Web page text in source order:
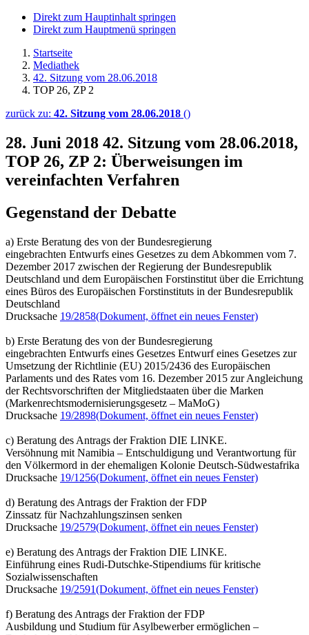
Direkt zum Hauptinhalt springen
Direkt zum Hauptmenü springen
Startseite
Mediathek
42. Sitzung vom 28.06.2018
TOP 26, ZP 2
zurück zu: 42. Sitzung vom 28.06.2018 ()
28. Juni 2018 42. Sitzung vom 28.06.2018,
TOP 26, ZP 2: Überweisungen im
vereinfachten Verfahren
Gegenstand der Debatte
a) Erste Beratung des von der Bundesregierung
eingebrachten Entwurfs eines Gesetzes zu dem Abkommen vom 7.
Dezember 2017 zwischen der Regierung der Bundesrepublik
Deutschland und dem Europäischen Forstinstitut über die Errichtung
eines Büros des Europäischen Forstinstituts in der Bundesrepublik
Deutschland
Drucksache 19/2858(Dokument, öffnet ein neues Fenster)
b) Erste Beratung des von der Bundesregierung
eingebrachten Entwurfs eines Gesetzes Entwurf eines Gesetzes zur
Umsetzung der Richtlinie (EU) 2015/2436 des Europäischen
Parlaments und des Rates vom 16. Dezember 2015 zur Angleichung
der Rechtsvorschriften der Mitgliedstaaten über die Marken
(Markenrechtsmodernisierungsgesetz – MaMoG)
Drucksache 19/2898(Dokument, öffnet ein neues Fenster)
c) Beratung des Antrags der Fraktion DIE LINKE.
Versöhnung mit Namibia – Entschuldigung und Verantwortung für
den Völkermord in der ehemaligen Kolonie Deutsch-Südwestafrika
Drucksache 19/1256(Dokument, öffnet ein neues Fenster)
d) Beratung des Antrags der Fraktion der FDP
Zinssatz für Nachzahlungszinsen senken
Drucksache 19/2579(Dokument, öffnet ein neues Fenster)
e) Beratung des Antrags der Fraktion DIE LINKE.
Einführung eines Rudi-Dutschke-Stipendiums für kritische
Sozialwissenschaften
Drucksache 19/2591(Dokument, öffnet ein neues Fenster)
f) Beratung des Antrags der Fraktion der FDP
Ausbildung und Studium für Asylbewerber ermöglichen –